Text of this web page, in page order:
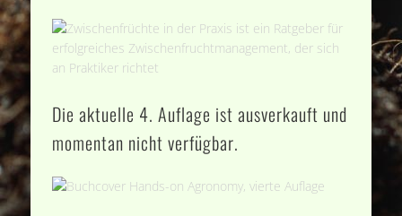
Die aktuelle 4. Auflage ist ausverkauft und
momentan nicht verfügbar.